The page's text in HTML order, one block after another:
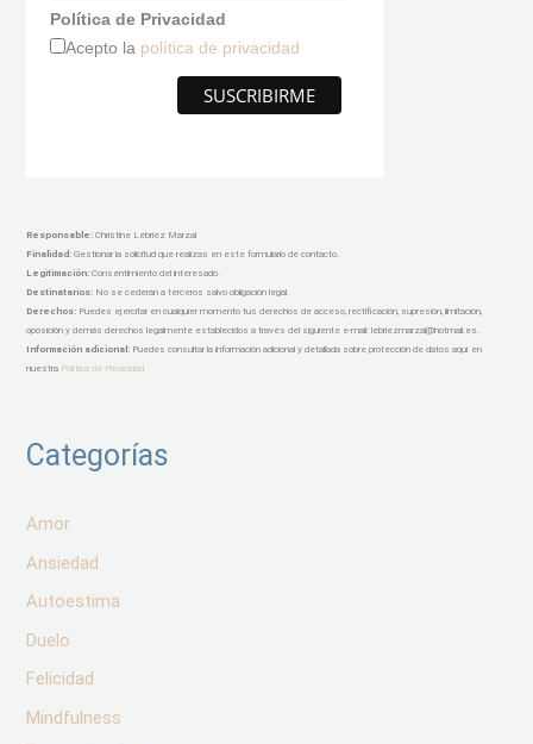
Política de Privacidad
Acepto la política de privacidad
Responsable: Christine Lebriez Marzal
Finalidad:Gestionar la solicitud que realizas en este formulario de contacto.
Legitimación: Consentimiento del interesado.
Destinatarios: No se cederán a terceros salvo obligación legal.
Derechos: Puedes ejercitar en cualquier momento tus derechos de acceso, rectificación, supresión, limitación,
oposición y demás derechos legalmente establecidos a través del siguiente e-mail: lebriezmarzal@hotmail.es.
Información adicional: Puedes consultar la información adicional y detallada sobre protección de datos aquí en
nuestra Política de Privacidad
Categorías
Amor
Ansiedad
Autoestima
Duelo
Felicidad
Mindfulness